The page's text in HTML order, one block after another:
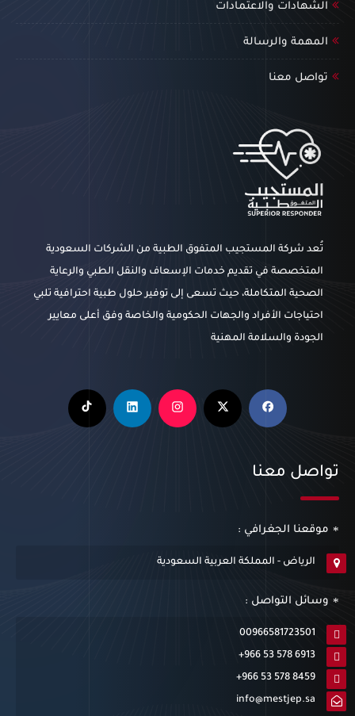
الشهادات والاعتمادات
المهمة والرسالة
تواصل معنا
تُعد شركة المستجيب المتفوق الطبية من الشركات السعودية
المتخصصة في تقديم خدمات الإسعاف والنقل الطبي والرعاية
الصحية المتكاملة، حيث تسعى إلى توفير حلول طبية احترافية تلبي
احتياجات الأفراد والجهات الحكومية والخاصة وفق أعلى معايير
الجودة والسلامة المهنية
تواصل معنا
موقعنا الجغرافي :
الرياض - المملكة العربية السعودية
وسائل التواصل :
00966581723501
+966 53 578 6913
+966 53 578 8459
info@mestjep.sa